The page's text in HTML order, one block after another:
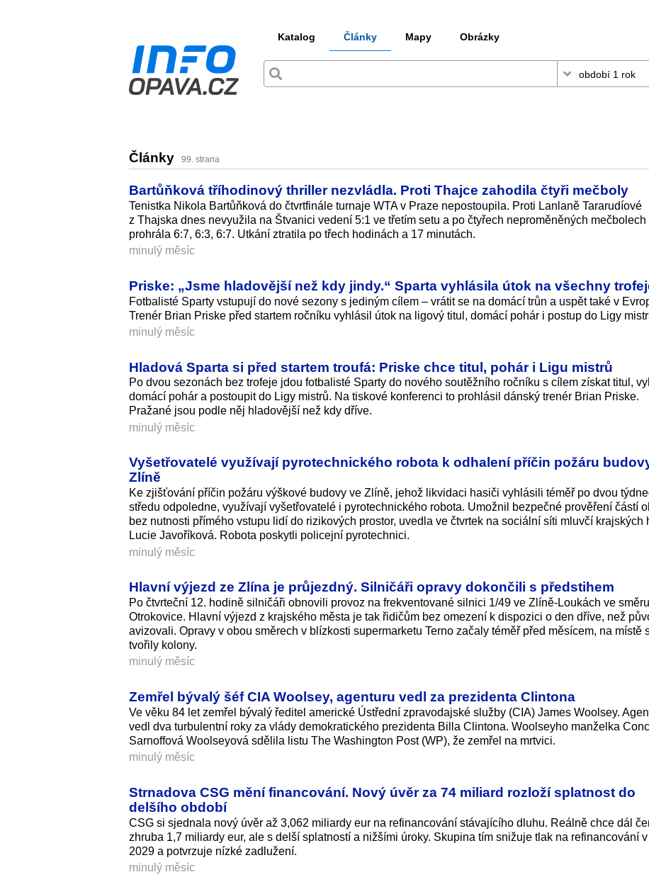
Katalog Články Mapy Obrázky
Články 99. strana
Bartůňková tříhodinový thriller nezvládla. Proti Thajce zahodila čtyři mečboly
Tenistka Nikola Bartůňková do čtvrtfinále turnaje WTA v Praze nepostoupila. Proti Lanlaně Tararudíové
z Thajska dnes nevyužila na Štvanici vedení 5:1 ve třetím setu a po čtyřech neproměněných mečbolech
prohrála 6:7, 6:3, 6:7. Utkání ztratila po třech hodinách a 17 minutách.
minulý měsíc
Priske: „Jsme hladovější než kdy jindy.“ Sparta vyhlásila útok na všechny
Fotbalisté Sparty vstupují do nové sezony s jediným cílem – vrátit se na domácí trůn a uspět také v
Trenér Brian Priske před startem ročníku vyhlásil útok na ligový titul, domácí pohár i postup do Ligy
minulý měsíc
Hladová Sparta si před startem troufá: Priske chce titul, pohár i Ligu mistrů
Po dvou sezonách bez trofeje jdou fotbalisté Sparty do nového soutěžního ročníku s cílem získat titul,
domácí pohár a postoupit do Ligy mistrů. Na tiskové konferenci to prohlásil dánský trenér Brian Priske.
Pražané jsou podle něj hladovější než kdy dříve.
minulý měsíc
Vyšetřovatelé využívají pyrotechnického robota k odhalení příčin požáru
Zlíně
Ke zjišťování příčin požáru výškové budovy ve Zlíně, jehož likvidaci hasiči vyhlásili téměř po dvou
středu odpoledne, využívají vyšetřovatelé i pyrotechnického robota. Umožnil bezpečné prověření částí
bez nutnosti přímého vstupu lidí do rizikových prostor, uvedla ve čtvrtek na sociální síti mluvčí krajských
Lucie Javoříková. Robota poskytli policejní pyrotechnici.
minulý měsíc
Hlavní výjezd ze Zlína je průjezdný. Silničáři opravy dokončili s předstihem
Po čtvrteční 12. hodině silničáři obnovili provoz na frekventované silnici 1/49 ve Zlíně-Loukách ve
Otrokovice. Hlavní výjezd z krajského města je tak řidičům bez omezení k dispozici o den dříve, než
avizovali. Opravy v obou směrech v blízkosti supermarketu Terno začaly téměř před měsícem, na místě
tvořily kolony.
minulý měsíc
Zemřel bývalý šéf CIA Woolsey, agenturu vedl za prezidenta Clintona
Ve věku 84 let zemřel bývalý ředitel americké Ústřední zpravodajské služby (CIA) James Woolsey.
vedl dva turbulentní roky za vlády demokratického prezidenta Billa Clintona. Woolseyho manželka
Sarnoffová Woolseyová sdělila listu The Washington Post (WP), že zemřel na mrtvici.
minulý měsíc
Strnadova CSG mění financování. Nový úvěr za 74 miliard rozloží splatnost do
delšího období
CSG si sjednala nový úvěr až 3,062 miliardy eur na refinancování stávajícího dluhu. Reálně chce dál
zhruba 1,7 miliardy eur, ale s delší splatností a nižšími úroky. Skupina tím snižuje tlak na refinancování
2029 a potvrzuje nízké zadlužení.
minulý měsíc